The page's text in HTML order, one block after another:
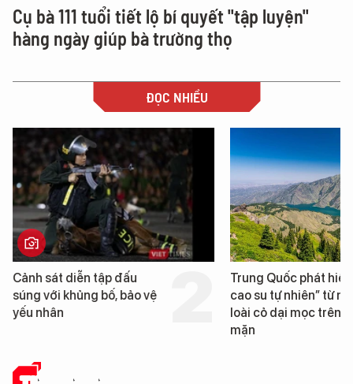
Cụ bà 111 tuổi tiết lộ bí quyết "tập luyện"
hàng ngày giúp bà trường thọ
ĐỌC NHIỀU
Cảnh sát diễn tập đấu
súng với khủng bố, bảo vệ
yếu nhân
Trung Quốc phát hiện
cao su tự nhiên” từ
loài cỏ dại mọc trên
mặn